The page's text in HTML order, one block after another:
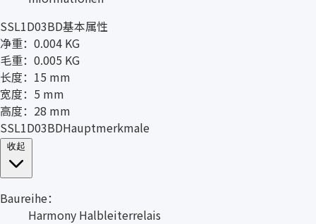
SSL1D03BD基本属性
净重：0.004 KG
毛重：0.005 KG
长度：15 mm
宽度：5 mm
高度：28 mm
SSL1D03BDHauptmerkmale
Baureihe：
Harmony Halbleiterrelais